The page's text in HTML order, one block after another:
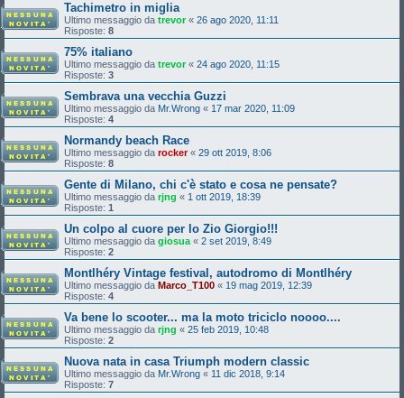
Tachimetro in miglia
Ultimo messaggio da trevor« 26 ago 2020, 11:11
Risposte: 8
75% italiano
Ultimo messaggio da trevor« 24 ago 2020, 11:15
Risposte: 3
Sembrava una vecchia Guzzi
Ultimo messaggio da Mr.Wrong « 17 mar 2020, 11:09
Risposte: 4
Normandy beach Race
Ultimo messaggio da rocker« 29 ott 2019, 8:06
Risposte: 8
Gente di Milano, chi c'è stato e cosa ne pensate?
Ultimo messaggio da rjng « 1 ott 2019, 18:39
Risposte: 1
Un colpo al cuore per lo Zio Giorgio!!!
Ultimo messaggio da giosua « 2 set 2019, 8:49
Risposte: 2
Montlhéry Vintage festival, autodromo di Montlhéry
Ultimo messaggio da Marco_T100 « 19 mag 2019, 12:39
Risposte: 4
Va bene lo scooter... ma la moto triciclo noooo....
Ultimo messaggio da rjng « 25 feb 2019, 10:48
Risposte: 2
Nuova nata in casa Triumph modern classic
Ultimo messaggio da Mr.Wrong « 11 dic 2018, 9:14
Risposte: 7